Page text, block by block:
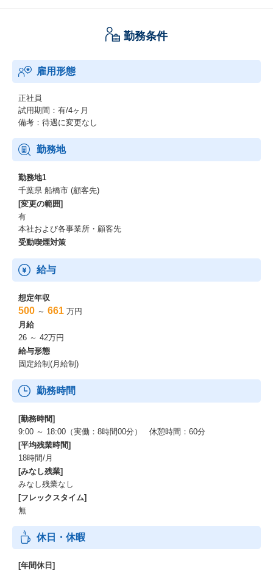
勤務条件
雇用形態
正社員
試用期間：有/4ヶ月
備考：待遇に変更なし
勤務地
勤務地1
千葉県 船橋市 (顧客先)
[変更の範囲]
有
本社および各事業所・顧客先
受動喫煙対策
給与
想定年収
500 ～ 661 万円
月給
26 ～ 42万円
給与形態
固定給制(月給制)
勤務時間
[勤務時間]
9:00 ～ 18:00（実働：8時間00分） 休憩時間：60分
[平均残業時間]
18時間/月
[みなし残業]
みなし残業なし
[フレックスタイム]
無
休日・休暇
[年間休日]